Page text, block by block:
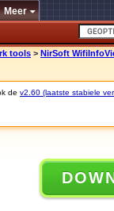
Meer
tools > NirSoft
de v2.60 (laatste stabiele